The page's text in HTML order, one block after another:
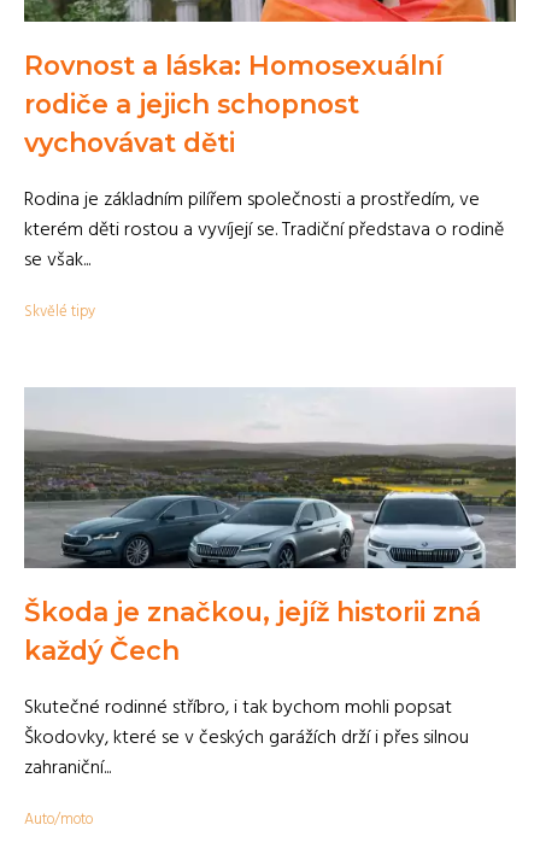
Rovnost a láska: Homosexuální
rodiče a jejich schopnost
vychovávat děti
Rodina je základním pilířem společnosti a prostředím, ve
kterém děti rostou a vyvíjejí se. Tradiční představa o rodině
se však...
Skvělé tipy
Škoda je značkou, jejíž historii zná
každý Čech
Skutečné rodinné stříbro, i tak bychom mohli popsat
Škodovky, které se v českých garážích drží i přes silnou
zahraniční...
Auto/moto